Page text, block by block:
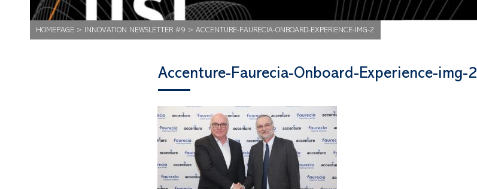
HOMEPAGE > INNOVATION NEWSLETTER #9 > ACCENTURE-FAURECIA-ONBOARD-EXPERIENCE-IMG-2
Accenture-Faurecia-Onboard-Experience-img-2